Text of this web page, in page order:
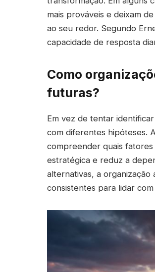
mais prováveis e deixam
ao seu redor. Segundo
capacidade de resposta
Como
futuras?
Em vez de tentar
com diferentes hipóteses.
compreender quais fatores
estratégica e reduz a
alternativas, a organização
consistentes para lidar